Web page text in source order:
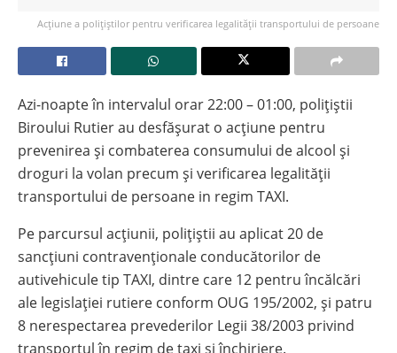
Acțiune a polițiștilor pentru verificarea legalității transportului de persoane
Azi-noapte în intervalul orar 22:00 – 01:00, polițiștii
Biroului Rutier au desfășurat o acțiune pentru
prevenirea și combaterea consumului de alcool și
droguri la volan precum și verificarea legalității
transportului de persoane in regim TAXI.
Pe parcursul acțiunii, polițiștii au aplicat 20 de
sancțiuni contravenționale conducătorilor de
autivehicule tip TAXI, dintre care 12 pentru încălcări
ale legislației rutiere conform OUG 195/2002, și patru
8 nerespectarea prevederilor Legii 38/2003 privind
transportul în regim de taxi și închiriere.